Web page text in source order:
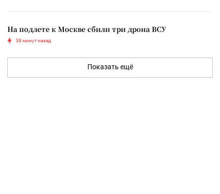
На подлете к Москве сбили три дрона ВСУ
38 минут назад
Показать ещё